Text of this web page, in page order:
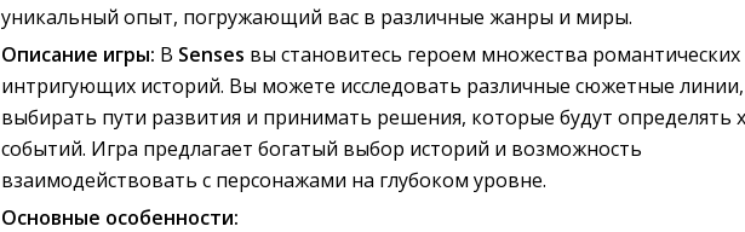
уникальный опыт, погружающий вас в различные жанры и миры.
Описание игры: В Senses вы становитесь героем множества романтических
интригующих историй. Вы можете исследовать различные сюжетные линии,
выбирать пути развития и принимать решения, которые будут определять
событий. Игра предлагает богатый выбор историй и возможность
взаимодействовать с персонажами на глубоком уровне.
Основные особенности: